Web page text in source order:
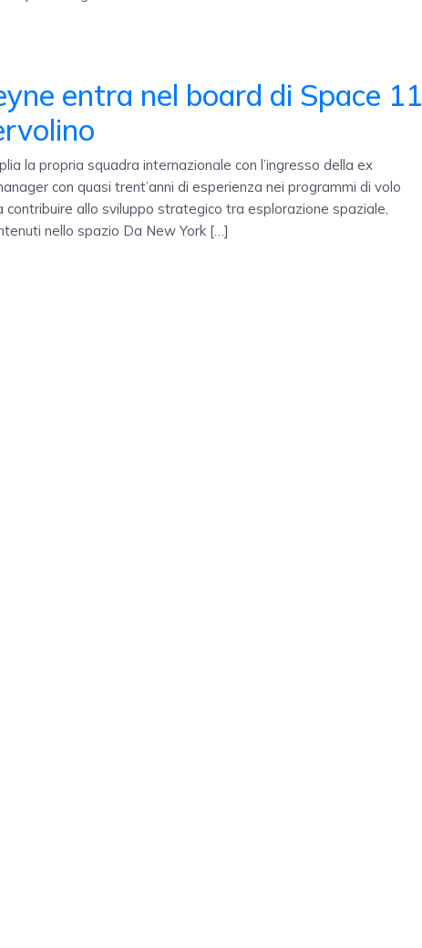
entra nel board di Space 11
la propria squadra internazionale con l’ingresso della ex
con quasi trent’anni di esperienza nei programmi di volo
allo sviluppo strategico tra esplorazione spaziale,
nello spazio Da New York […]